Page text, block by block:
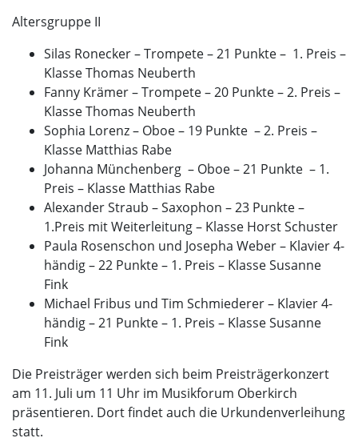
Altersgruppe II
Silas Ronecker – Trompete – 21 Punkte – 1. Preis –
Klasse Thomas Neuberth
Fanny Krämer – Trompete – 20 Punkte – 2. Preis –
Klasse Thomas Neuberth
Sophia Lorenz – Oboe – 19 Punkte – 2. Preis –
Klasse Matthias Rabe
Johanna Münchenberg – Oboe – 21 Punkte – 1.
Preis – Klasse Matthias Rabe
Alexander Straub – Saxophon – 23 Punkte –
1.Preis mit Weiterleitung – Klasse Horst Schuster
Paula Rosenschon und Josepha Weber – Klavier 4-
händig – 22 Punkte – 1. Preis – Klasse Susanne
Fink
Michael Fribus und Tim Schmiederer – Klavier 4-
händig – 21 Punkte – 1. Preis – Klasse Susanne
Fink
Die Preisträger werden sich beim Preisträgerkonzert
am 11. Juli um 11 Uhr im Musikforum Oberkirch
präsentieren. Dort findet auch die Urkundenverleihung
statt.